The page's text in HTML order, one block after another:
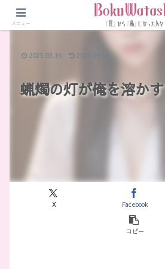
蝋燭の灯が俺を溶かす
X Facebook
コピー
2025.03.16 2025.09.18
メニュー